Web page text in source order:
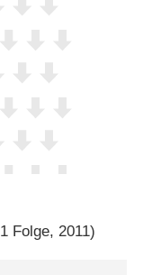
Folge, 2011)